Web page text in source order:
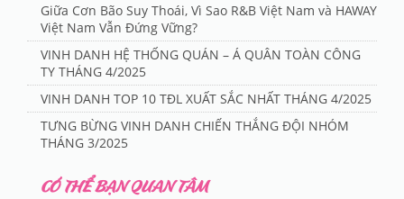
Giữa Cơn Bão Suy Thoái, Vì Sao R&B Việt Nam và HAWAY
Việt Nam Vẫn Đứng Vững?
VINH DANH HỆ THỐNG QUÁN – Á QUÂN TOÀN CÔNG
TY THÁNG 4/2025
️VINH DANH TOP 10 TĐL XUẤT SẮC NHẤT THÁNG 4/2025
TƯNG BỪNG VINH DANH CHIẾN THẮNG ĐỘI NHÓM
THÁNG 3/2025
CÓ THỂ BẠN QUAN TÂM